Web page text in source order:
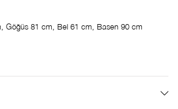
Göğüs 81 cm, Bel 61 cm, Basen 90 cm